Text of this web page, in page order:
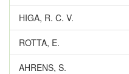
HIGA, R. C. V.
ROTTA, E.
AHRENS, S.